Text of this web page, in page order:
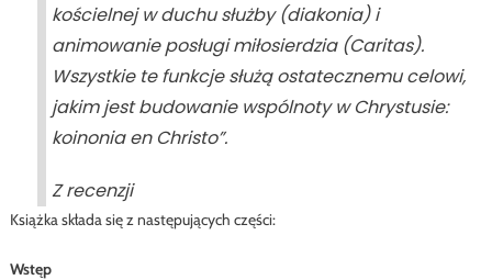
kościelnej w duchu służby (diakonia) i
animowanie posługi miłosierdzia (Caritas).
Wszystkie te funkcje służą ostatecznemu celowi,
jakim jest budowanie wspólnoty w Chrystusie:
koinonia en Christo”.
Z recenzji
Książka składa się z następujących części:
Wstęp